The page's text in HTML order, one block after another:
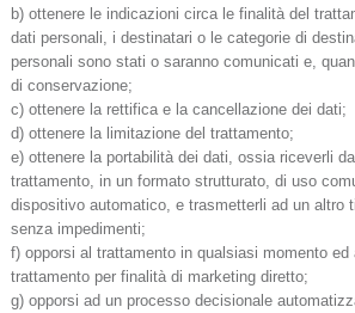
b) ottenere le indicazioni circa le finalità del
dati personali, i destinatari o le categorie di
personali sono stati o saranno comunicati e,
di conservazione;
c) ottenere la rettifica e la cancellazione dei dati;
d) ottenere la limitazione del trattamento;
e) ottenere la portabilità dei dati, ossia riceverli
trattamento, in un formato strutturato, di uso
dispositivo automatico, e trasmetterli ad un altro
senza impedimenti;
f) opporsi al trattamento in qualsiasi momento ed
trattamento per finalità di marketing diretto;
g) opporsi ad un processo decisionale